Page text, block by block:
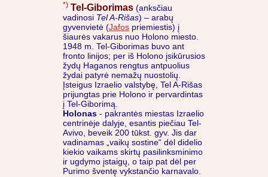
*) Tel-Giborimas (anksčiau
vadinosi Tel A-Rišas) – arabų
gyvenvietė (Jafos priemiestis) į
šiaurės vakarus nuo Holono miesto.
1948 m. Tel-Giborimas buvo ant
fronto linijos; per iš Holono įsikūrusios
žydų Haganos rengtus antpuolius
žydai patyrė nemažų nuostolių.
Įsteigus Izraelio valstybę, Tel A-Rišas
prijungtas prie Holono ir pervardintas
į Tel-Giborimą.
Holonas - pakrantės miestas Izraelio
centrinėje dalyje, esantis piečiau Tel-
Avivo, beveik 200 tūkst. gyv. Jis dar
vadinamas „vaikų sostine“ dėl didelio
kiekio vaikams skirtų pasilinksminimo
ir ugdymo įstaigų, o taip pat dėl per
Purimo šventę vykstančio karnavalo.